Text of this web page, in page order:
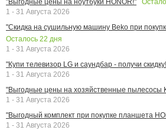
1 - 31 Августа 2026
"Скидка на сушильную машину Beko при
Осталось 22 дня
1 - 31 Августа 2026
"Купи телевизор LG и саундбар - получи
1 - 31 Августа 2026
"Выгодные цены на хозяйственные пылесосы
1 - 31 Августа 2026
"Выгодный комплект при покупке планшета
1 - 31 Августа 2026